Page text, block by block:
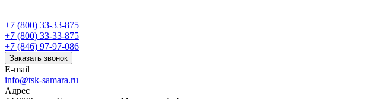
+7 (800) 33-33-875
+7 (800) 33-33-875
+7 (846) 97-97-086
Заказать звонок
E-mail
info@tsk-samara.ru
Адрес